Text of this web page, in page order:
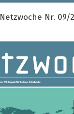
Netzwoche Nr. 09/